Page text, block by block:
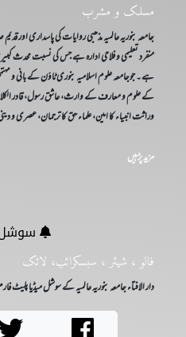
مسلک و مشرب
جامعہ بنوریہ عالمیہ مذھبی روایات کی پاسداری اور
منفرد تعلیمی و فلاحی ادارہ ہے جس کی نسبت محدث
ہے۔ جوجامعہ علوم اسلامیہ بنوری ٹاؤن کے بانی و
کے علوم و معارف کے وارث، عاشق رسول، قادر
وراثت انبیاء کا امین، علماء حق کا ترجمان، عصری و
مزید پڑہیں
سوشل
فالو ، شیئر ، سبسکرائب، لائک
دار الافتاء جامعہ بنوریہ عالمیہ کے سوشل میڈیا پلیٹ